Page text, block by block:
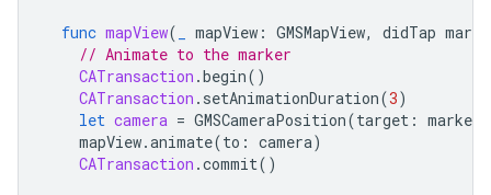
func mapView( mapView : GMSMapView, didTap
// Animate to the marker
CATransaction .begin()
CATransaction . setAnimationDuration(3)
let camera = GMSCameraPosition(target : marker
mapView.animate(to : camera)
CATransaction .commit()